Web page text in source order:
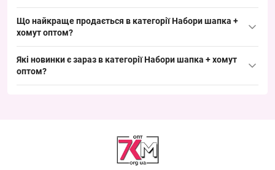
Набір дитячий в'язаний Оптом шапка + хомут для хлопчиків
48-50 р.р. "Super" Україна 3030К— 155.30 ₴
Набір дитячий шапка +хомут трикотаж для дівчаток 50-52
р.н. "Сердечки" Оптом 494-TK
Що найкраще продається в категоріїНабори шапка +
хомут оптом?
Набір дитячий в'язаний Оптом шапка + хомут для хлопчиків
48-50 р.р. "Super" Україна 3030К— 155.30 ₴
років "Совушка" Україна Оптом 0050
Які новинки є зараз в категоріїНабори шапка + хомут
оптом?
Набір дитячий шапка +хомут трикотаж для дівчаток 50-52
р.н. "Сердечки" Оптом 494-TK— 184.50 ₴